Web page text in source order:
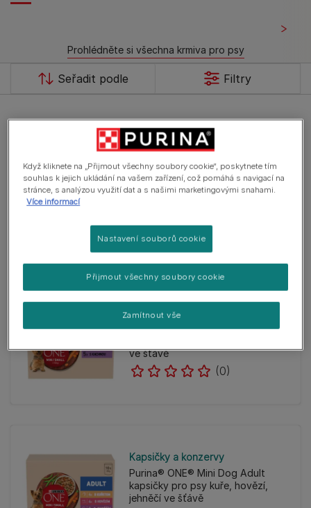
Prohlédněte si všechna krmiva pro psy
Filtry
Seřadit podle
Kapsičky a konzervy
Purina® ONE® Mini Dog Sensitive,
Kapsičky a konzervy
Purina® ONE® Mini Dog Active
ve šťávě
(0)
Kapsičky a konzervy
Purina® ONE® Mini Dog Adult
kapsičky pro psy kuře, hovězí,
jehněčí ve šťávě
Když kliknete na „Přijmout všechny soubory cookie“, poskytnete tím
souhlas k jejich ukládání na vašem zařízení, což pomáhá s navigací na
stránce, s analýzou využití dat a s našimi marketingovými snahami.
Více informací
Nastavení souborů cookie
Zamítnout vše
Přijmout všechny soubory cookie